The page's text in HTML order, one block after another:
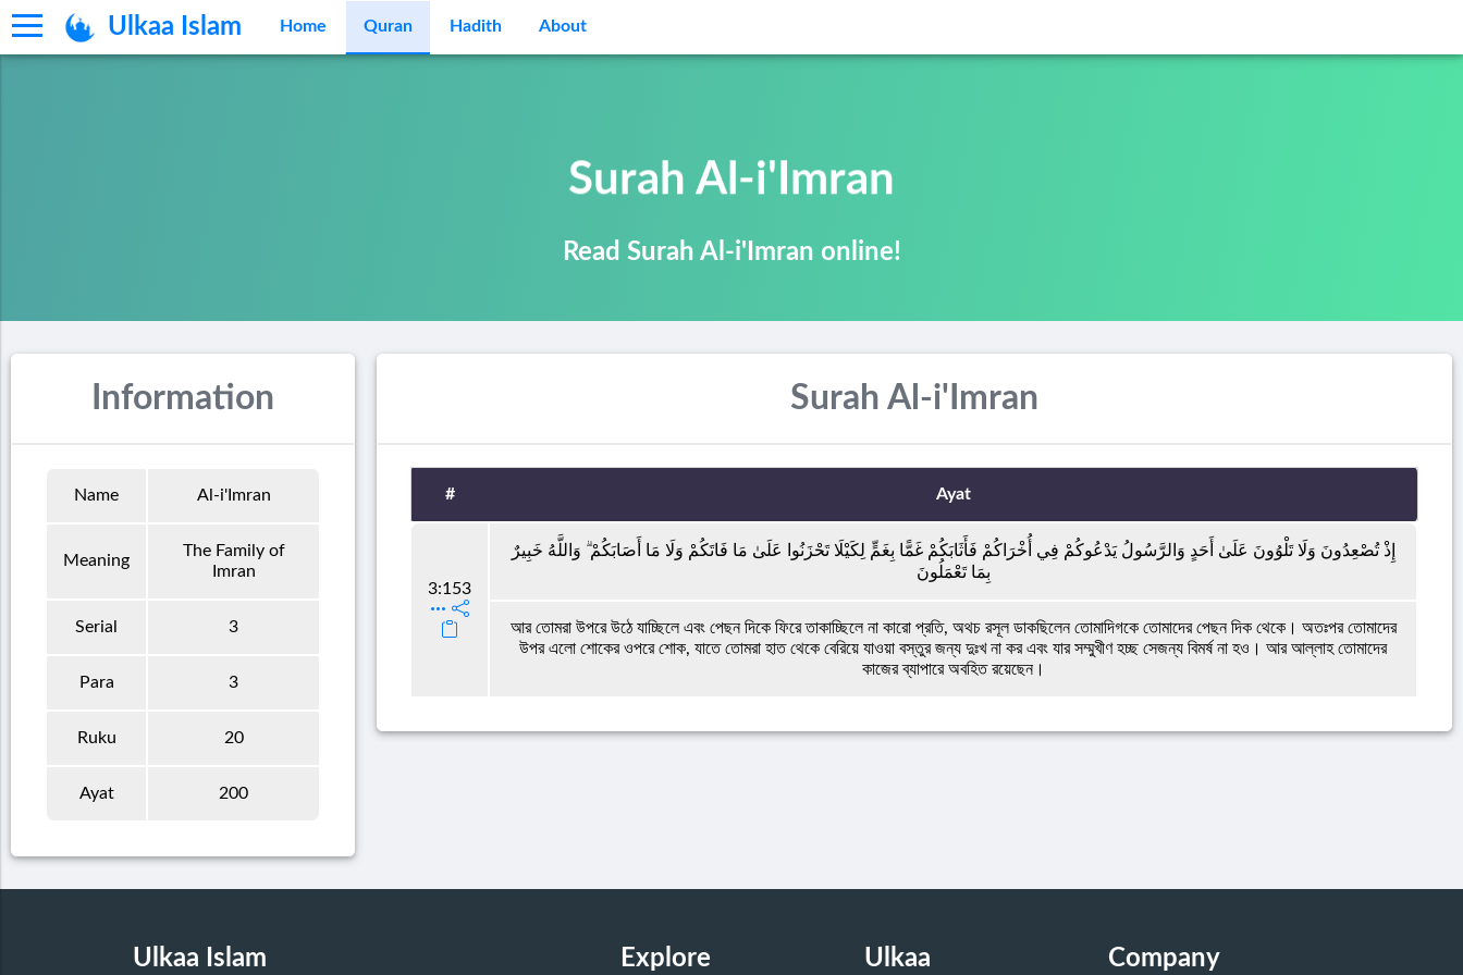
Ulkaa Islam Home Quran Hadith About
Surah Al-i'Imran
Read Surah Al-i'Imran online!
Information
Name Al-i'Imran
Meaning
The Family of
Imran
Serial 3
Para 3
Ruku 20
Ayat 200
Surah Al-i'Imran
# Ayat
3:153
إِذْ تُصْعِدُونَ وَلَا تَلْوُونَ عَلَىٰ أَحَدٍ وَالرَّسُولُ يَدْعُوكُمْ فِي أُخْرَاكُمْ فَأَثَابَكُمْ غَمًّا بِغَمٍّ لِكَيْلَا تَحْزَنُوا عَلَىٰ مَا فَاتَكُمْ وَلَا مَا أَصَابَكُمْ ۗ وَاللَّهُ خَبِيرٌ
بِمَا تَعْمَلُونَ
আর তোমরা উপরে উঠে যাচ্ছিলে এবং পেছন দিকে ফিরে তাকাচ্ছিলে না কারো প্রতি, অথচ রসূল ডাকছিলেন তোমাদিগকে তোমাদের পেছন দিক থেকে। অতঃপর তোমাদের
উপর এলো শোকের ওপরে শোক, যাতে তোমরা হাত থেকে বেরিয়ে যাওয়া বস্তুর জন্য দুঃখ না কর এবং যার সম্মুখীণ হচ্ছ সেজন্য বিমর্ষ না হও। আর আল্লাহ তোমাদের
কাজের ব্যাপারে অবহিত রয়েছেন।
Ulkaa Islam Explore Ulkaa Company